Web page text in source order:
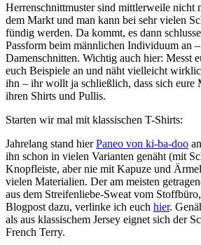
Herrenschnittmuster sind mittlerweile nicht
dem Markt und man kann bei sehr vielen
fündig werden. Da kommt, es dann
Passform beim männlichen Individuum an
Damenschnitten. Wichtig auch hier: Messt
euch Beispiele an und näht vielleicht
ihn – ihr wollt ja schließlich, dass sich eure
ihren Shirts und Pullis.
Starten wir mal mit klassischen T-Shirts:
Jahrelang stand hierPaneo von ki-ba-doo
ihn schon in vielen Varianten genäht (mit
Knopfleiste, aber nie mit Kapuze und
vielen Materialien. Der am meisten
aus dem Streifenliebe-Sweat vom
Blogpost dazu, verlinke ich euch hier.
als aus klassischem Jersey eignet sich der
French Terry.